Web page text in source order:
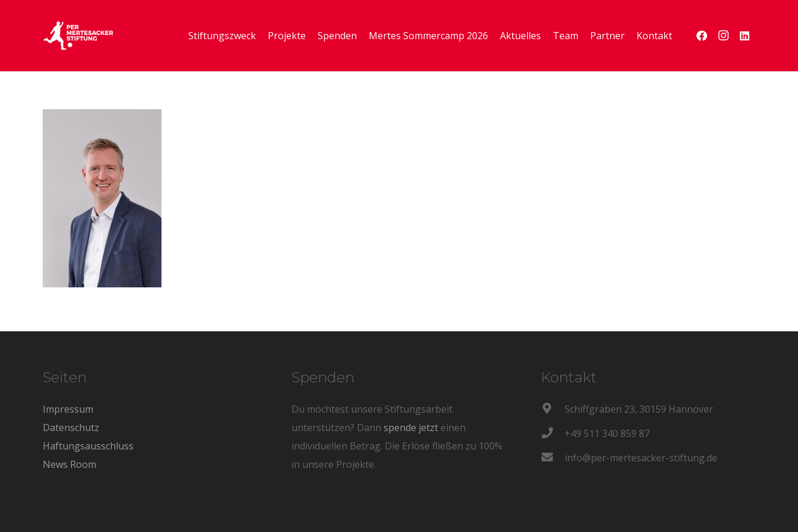
Stiftungszweck Projekte Spenden Mertes Sommercamp 2026 Aktuelles Team Partner Kontakt
Seiten
Impressum
Datenschutz
Haftungsausschluss
News Room
Spenden
Du möchtest unsere Stiftungsarbeit
unterstützen? Dannspende jetzt einen
individuellen Betrag. Die Erlöse fließen zu 100%
in unsere Projekte.
Kontakt
Schiffgraben 23, 30159 Hannover
+49 511 340 859 87
info@per-mertesacker-stiftung.de